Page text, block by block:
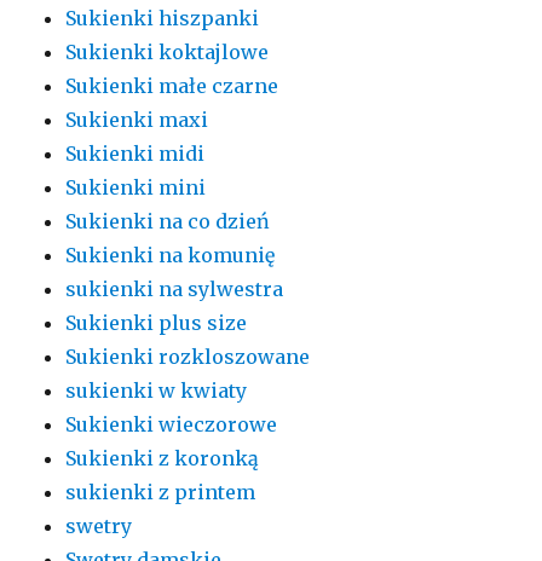
Sukienki hiszpanki
Sukienki koktajlowe
Sukienki małe czarne
Sukienki maxi
Sukienki midi
Sukienki mini
Sukienki na co dzień
Sukienki na komunię
sukienki na sylwestra
Sukienki plus size
Sukienki rozkloszowane
sukienki w kwiaty
Sukienki wieczorowe
Sukienki z koronką
sukienki z printem
swetry